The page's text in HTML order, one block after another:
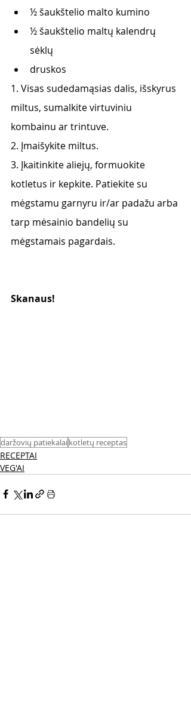
½ šaukštelio malto kumino
½ šaukštelio maltų kalendrų
sėklų
druskos
1. Visas sudedamąsias dalis, išskyrus
miltus, sumalkite virtuviniu
kombainu ar trintuve.
2. Įmaišykite miltus.
3. Įkaitinkite aliejų, formuokite
kotletus ir kepkite. Patiekite su
mėgstamu garnyru ir/ar padažu arba
tarp mėsainio bandelių su
mėgstamais pagardais.
Skanaus!
daržovių patiekalaikotletų receptas
RECEPTAI
VEG'AI